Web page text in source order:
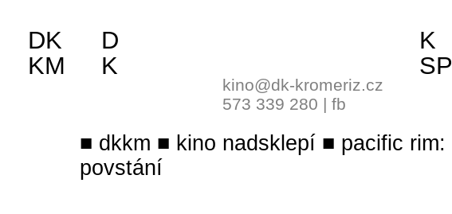
dkkm kino nadsklepí
pacific rim:
povstání
DK
KM
D
K
kino@dk-kromeriz.cz
573 339 280 | fb
K
SP